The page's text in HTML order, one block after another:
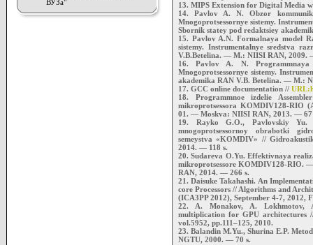
ВУЗа"
13. MIPS Extension for Digital Media
14. Pavlov A. N. Obzor
Mnogoprotsessornye sistemy.
Sbornik statey pod redaktsiey
15. Pavlov A.N. Formalnaya model
sistemy. Instrumentalnye sredstva
V.B.Betelina. — M.: NIISI RAN, 2009.
16. Pavlov A. N.
Mnogoprotsessornye sistemy.
akademika RAN V.B. Betelina. — M.:
17. GCC online documentation //
18. Programmnoe izdelie
mikroprotsessora KOMDIV128-RIO
01. — Moskva: NIISI RAN, 2013. — 67
19. Rayko G.O., Pavlovskiy Yu.
mnogoprotsessornoy obrabotki
semeystva «KOMDIV» //
2014. — 118 s.
20. Sudareva O.Yu. Effektivnaya
mikroprotsessore KOMDIV128-RIO.
RAN, 2014. — 266 s.
21. Daisuke Takahashi. An
core Processors // Algorithms and
(ICA3PP 2012), September 4-7, 2012,
22. A. Monakov, A. Lokhmotov,
multiplication for GPU architectures
vol.5952, pp.111–125, 2010.
23. Balandin M.Yu., Shurina E.P.
NGTU, 2000. — 70 s.